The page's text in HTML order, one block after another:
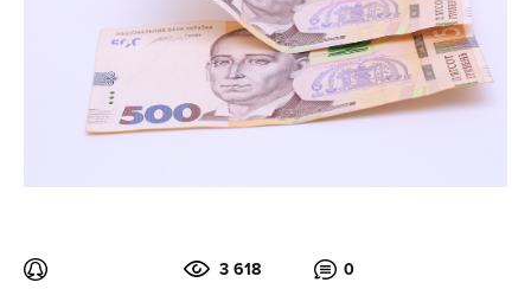
3 618 0